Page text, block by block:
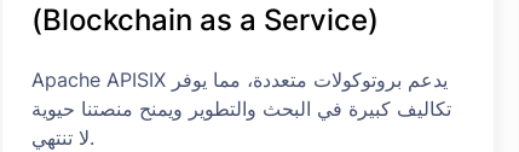
(Blockchain as a Service)
Apache APISIX يدعم بروتوكولات متعددة، مما يوفر
تكاليف كبيرة في البحث والتطوير ويمنح منصتنا حيوية
لا تنتهي.